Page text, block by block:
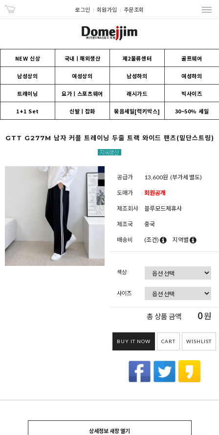
로그인 회원가입 주문조회
NEW 신상 국내ㅣ해외생산 제2물류센터 골프웨어
남성상의 여성상의 남성하의 여성하의
트레이닝 요가ㅣ스포츠웨어 래시가드 빅사이즈
1+1 Set 신발ㅣ잡화 묶음세일[럭키박스] 30~50% 세일
GTT G277M 남자 커플 트레이닝 두줄 트랙 와이드 팬츠(밑단스트링)
공급가 13,600원 (부가세 별도)
도매가 회원공개
제조회사 블루모드제휴사
제조국 중국
배송비 (조건) 지역별
색상
사이즈
총 상품 금액 0원
BUY IT NOW CART WISHLIST
상세정보 새창 열기